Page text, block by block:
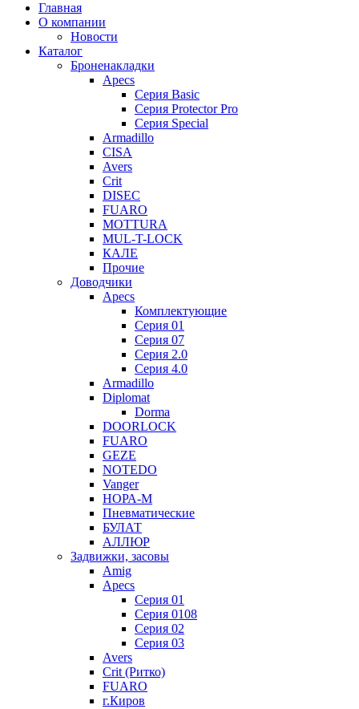
Главная
О компании
Новости
Каталог
Броненакладки
Apecs
Серия Basic
Серия Protector Pro
Серия Special
Armadillo
CISA
Avers
Crit
DISEC
FUARO
MOTTURA
MUL-T-LOCK
КАЛЕ
Прочие
Доводчики
Apecs
Комплектующие
Серия 01
Серия 07
Серия 2.0
Серия 4.0
Armadillo
Diplomat
Dorma
DOORLOCK
FUARO
GEZE
NOTEDO
Vanger
НОРА-М
Пневматические
БУЛАТ
АЛЛЮР
Задвижки, засовы
Amig
Apecs
Серия 01
Серия 0108
Серия 02
Серия 03
Avers
Crit (Ритко)
FUARO
г.Киров